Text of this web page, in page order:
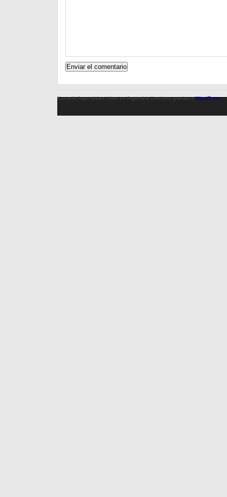
Kunst in Argentinien / Arte en Argentina funciona gracias aWordPress